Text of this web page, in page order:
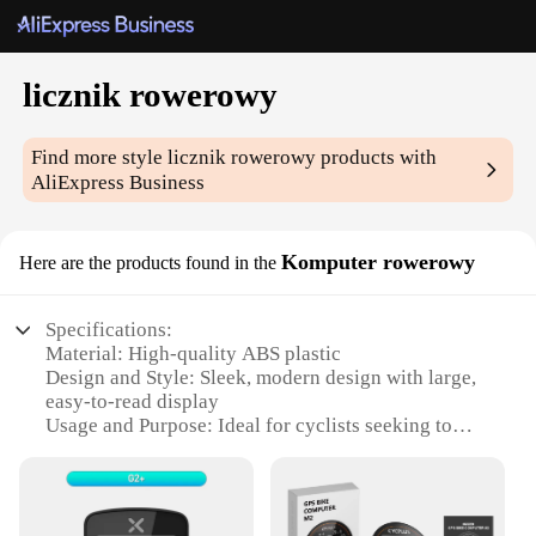
licznik rowerowy
Find more stylelicznik rowerowy products with
AliExpress Business
Here are the products found in the Komputer rowerowy
Specifications:
Material: High-quality ABS plastic
Design and Style: Sleek, modern design with large,
easy-to-read display
Usage and Purpose: Ideal for cyclists seeking to
Typical Adaptive Scenario: Suitable for various
cycling environments, from leisurely rides to
competitive racing